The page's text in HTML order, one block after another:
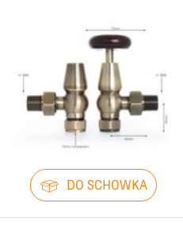
2370
2448
2526
DO SCHOWKA